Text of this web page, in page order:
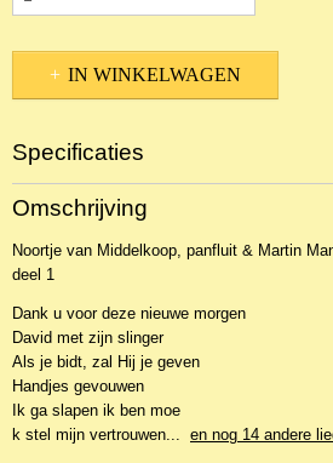
IN WINKELWAGEN
Specificaties
EAN code
8716114994723
Omschrijving
Noortje van Middelkoop, panfluit & Martin
deel 1
Dank u voor deze nieuwe morgen
David met zijn slinger
Als je bidt, zal Hij je geven
Handjes gevouwen
Ik ga slapen ik ben moe
k stel mijn vertrouwen... en nog 14 andere